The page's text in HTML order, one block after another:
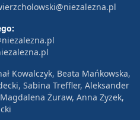
Kowalczyk, Beata Mańkowska,
Sabina Treffler, Aleksander
Żuraw, Anna Zyzek,